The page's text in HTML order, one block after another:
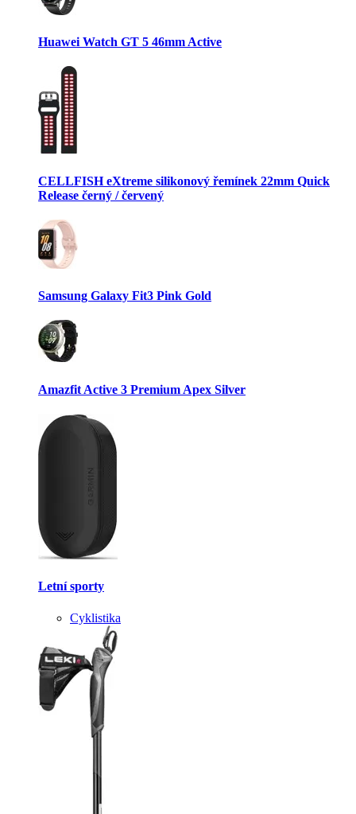
Huawei Watch GT 5 46mm Active
CELLFISH eXtreme silikonový řemínek 22mm Quick
Release černý / červený
Samsung Galaxy Fit3 Pink Gold
Amazfit Active 3 Premium Apex Silver
Letní sporty
Cyklistika